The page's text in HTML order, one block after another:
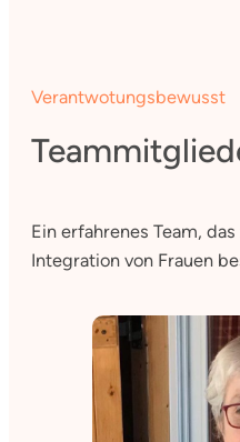
Verantwotungsbewusst
Ein erfahrenes Team,
Integration von Frauen